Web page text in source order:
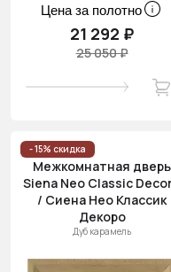
Цена за полотно
21 292 ₽
25 050 ₽
- 15% скидка
Межкомнатная дверь
Siena Neo Classic
/ Сиена Нео Классик
Декоро
Дуб карамель